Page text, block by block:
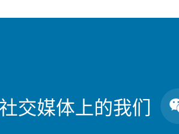
交媒体上的我们